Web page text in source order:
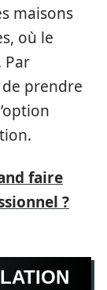
maisons
où le
Par
prendre
faire
?